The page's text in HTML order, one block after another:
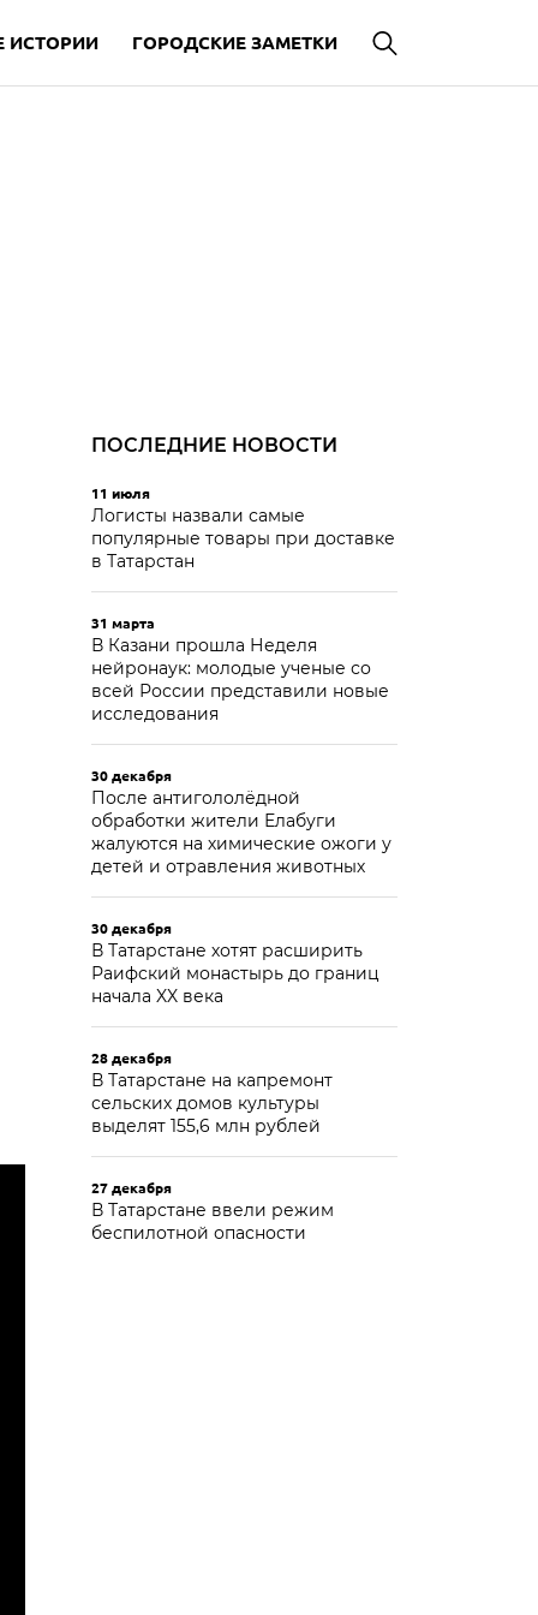
ИСТОРИИ ГОРОДСКИЕ ЗАМЕТКИ
ПОСЛЕДНИЕ НОВОСТИ
11 июля
Логисты назвали самые
популярные товары при доставке
в Татарстан
31 марта
В Казани прошла Неделя
нейронаук: молодые ученые со
всей России представили новые
исследования
30 декабря
После антигололёдной
обработки жители Елабуги
жалуются на химические ожоги у
детей и отравления животных
30 декабря
В Татарстане хотят расширить
Раифский монастырь до границ
начала XX века
28 декабря
В Татарстане на капремонт
сельских домов культуры
выделят 155,6 млн рублей
27 декабря
В Татарстане ввели режим
беспилотной опасности